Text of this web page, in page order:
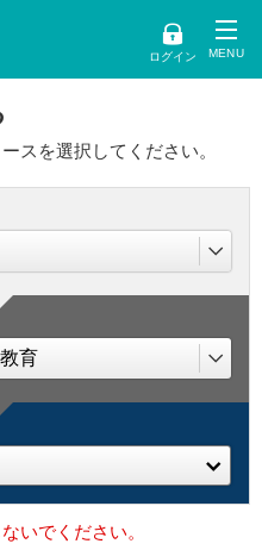
ログイン
スを選択してください。
いでください。